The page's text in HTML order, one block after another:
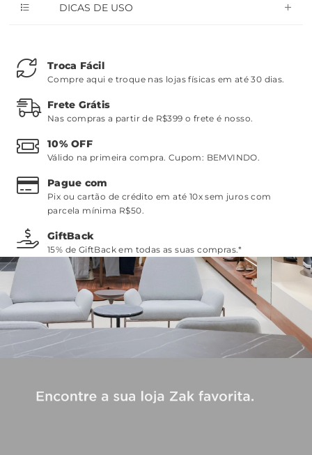
DICAS DE USO
Troca Fácil
Compre aqui e troque nas lojas físicas em até 30 dias.
Frete Grátis
Nas compras a partir de R$399 o frete é nosso.
10% OFF
Válido na primeira compra. Cupom: BEMVINDO.
Pague com
Pix ou cartão de crédito em até 10x sem juros com
parcela mínima R$50.
GiftBack
15% de GiftBack em todas as suas compras.*